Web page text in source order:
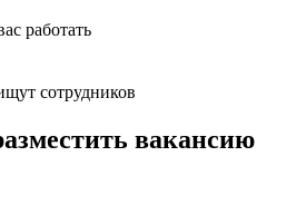
работать
сотрудников
вакансию